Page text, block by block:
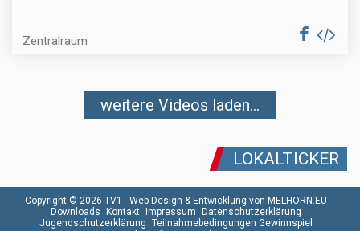
Zentralraum
weitere Videos laden...
LOKALTICKER
Copyright © 2026 TV1 - Web Design & Entwicklung von MELHORN.EU
Downloads
Kontakt Impressum
Datenschutzerklärung
Jugendschutzerklärung Teilnahmebedingungen Gewinnspiel